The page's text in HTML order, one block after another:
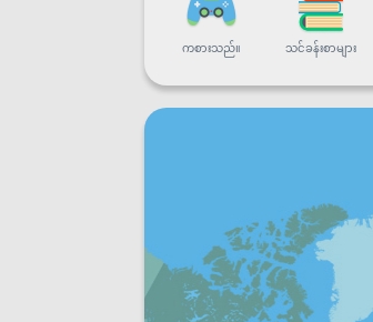
ကစားသည်။ သင်ခန်းစာများ